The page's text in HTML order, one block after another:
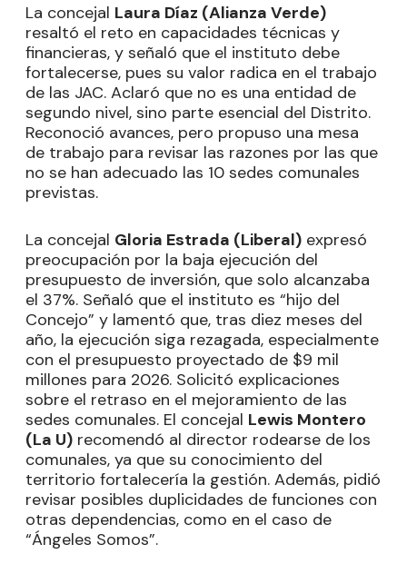
La concejal Laura Díaz (Alianza Verde)
resaltó el reto en capacidades técnicas y
financieras, y señaló que el instituto debe
fortalecerse, pues su valor radica en el trabajo
de las JAC. Aclaró que no es una entidad de
segundo nivel, sino parte esencial del Distrito.
Reconoció avances, pero propuso una mesa
de trabajo para revisar las razones por las que
no se han adecuado las 10 sedes comunales
previstas.
La concejal Gloria Estrada (Liberal) expresó
preocupación por la baja ejecución del
presupuesto de inversión, que solo alcanzaba
el 37%. Señaló que el instituto es “hijo del
Concejo” y lamentó que, tras diez meses del
año, la ejecución siga rezagada, especialmente
con el presupuesto proyectado de $9 mil
millones para 2026. Solicitó explicaciones
sobre el retraso en el mejoramiento de las
sedes comunales. El concejal Lewis Montero
(La U) recomendó al director rodearse de los
comunales, ya que su conocimiento del
territorio fortalecería la gestión. Además, pidió
revisar posibles duplicidades de funciones con
otras dependencias, como en el caso de
“Ángeles Somos”.